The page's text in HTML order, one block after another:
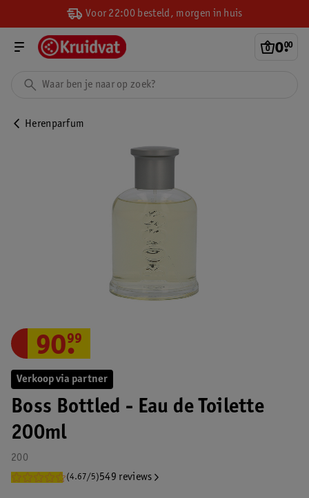
Voor 22:00 besteld, morgen in huis
0.
00
Herenparfum
Verkoop via partner
Boss Bottled - Eau de Toilette
200ml
200
(4.67/5)549 reviews
90.
99